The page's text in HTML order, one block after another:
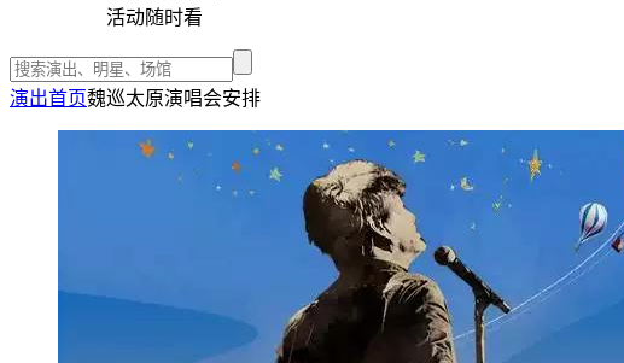
活动随时看
演出首页魏巡太原演唱会安排